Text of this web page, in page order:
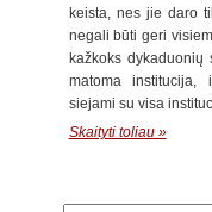
keista, nes jie daro
negali būti geri
kažkoks
matoma institucija,
siejami su visa
Skaityti toliau »